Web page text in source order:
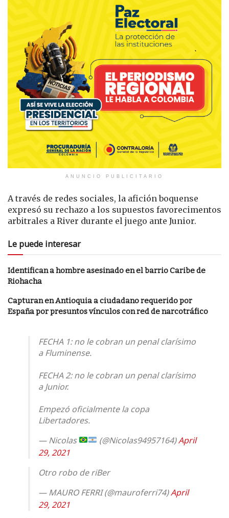
ANUNCIO PUBLICITARIO
A través de redes sociales, la afición boquense
expresó su rechazo a los supuestos favorecimentos
arbitrales a River durante el juego ante Junior.
Le puede interesar
Identifican a hombre asesinado en el barrio Caribe de
Riohacha
Capturan en Antioquia a ciudadano requerido por
España por presuntos vínculos con red de narcotráfico
FECHA 1: no le cobran un penal clarísimo
a Fluminense.
FECHA 2: no le cobran un penal clarísimo
a Junior.
Empezó oficialmente la copa
Libertadores.
— Nicolas
(@Nicolas94957164)April
29, 2021
Otro robo de riBer
— MAURO FERRI (@mauroferri74)April
29, 2021